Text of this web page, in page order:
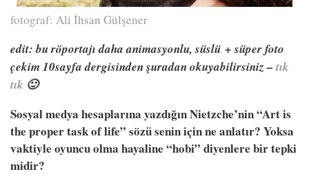
fotograf: Ali İhsan Gülşener
edit: bu röportajı daha animasyonlu, süslü + süper foto
çekim 10sayfa dergisinden şuradan okuyabilirsiniz – tık
tık 🙂
Sosyal medya hesaplarına yazdığın Nietzche’nin “Art is
the proper task of life” sözü senin için ne anlatır? Yoksa
vaktiyle oyuncu olma hayaline “hobi” diyenlere bir tepki
midir?